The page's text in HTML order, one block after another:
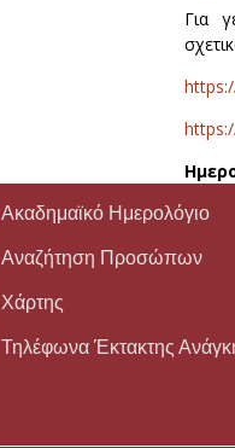
Για
Ακαδημαϊκό Ημερολόγιο
Αναζήτηση Προσώπων
Χάρτης
Τηλέφωνα Έκτακτης